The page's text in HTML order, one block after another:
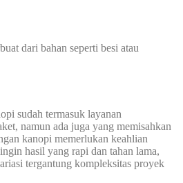
dari bahan seperti besi atau
sudah termasuk layanan
namun ada juga yang memisahkan
kanopi memerlukan keahlian
hasil yang rapi dan tahan lama,
tergantung kompleksitas proyek